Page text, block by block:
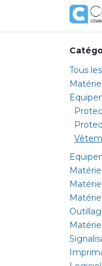
Se rendre au contenu
Tous